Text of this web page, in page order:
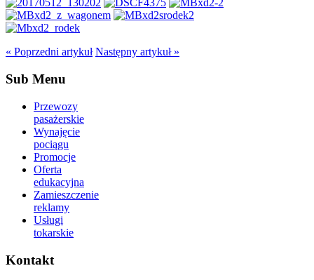
« Poprzedni artykuł Następny artykuł »
Sub Menu
Przewozy
pasażerskie
Wynajęcie
pociągu
Promocje
Oferta
edukacyjna
Zamieszczenie
reklamy
Usługi
tokarskie
Kontakt